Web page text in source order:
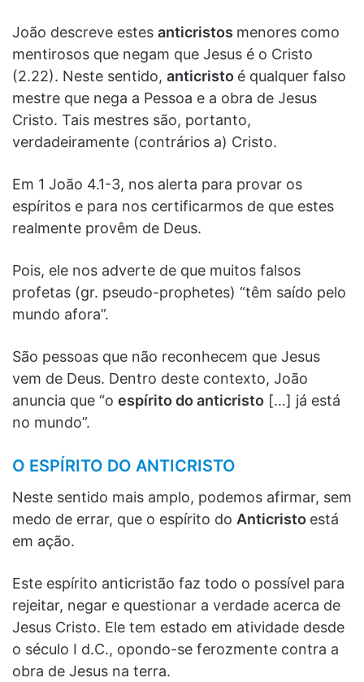
João descreve estes anticristos menores como
mentirosos que negam que Jesus é o Cristo
(2.22). Neste sentido, anticristo é qualquer falso
mestre que nega a Pessoa e a obra de Jesus
Cristo. Tais mestres são, portanto,
verdadeiramente (contrários a) Cristo.
Em 1 João 4.1-3, nos alerta para provar os
espíritos e para nos certificarmos de que estes
realmente provêm de Deus.
Pois, ele nos adverte de que muitos falsos
profetas (gr. pseudo-prophetes) “têm saído pelo
mundo afora”.
São pessoas que não reconhecem que Jesus
vem de Deus. Dentro deste contexto, João
anuncia que “o espírito do anticristo […] já está
no mundo”.
O ESPÍRITO DO ANTICRISTO
Neste sentido mais amplo, podemos afirmar, sem
medo de errar, que o espírito do Anticristo está
em ação.
Este espírito anticristão faz todo o possível para
rejeitar, negar e questionar a verdade acerca de
Jesus Cristo. Ele tem estado em atividade desde
o século I d.C., opondo-se ferozmente contra a
obra de Jesus na terra.